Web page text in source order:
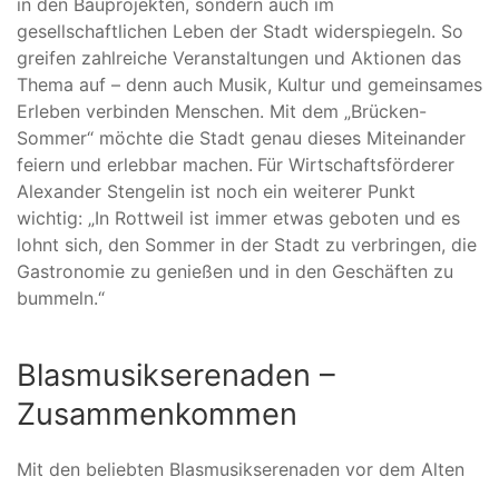
in den Bauprojekten, sondern auch im
gesellschaftlichen Leben der Stadt widerspiegeln. So
greifen zahlreiche Veranstaltungen und Aktionen das
Thema auf – denn auch Musik, Kultur und gemeinsames
Erleben verbinden Menschen. Mit dem „Brücken-
Sommer“ möchte die Stadt genau dieses Miteinander
feiern und erlebbar machen. Für Wirtschaftsförderer
Alexander Stengelin ist noch ein weiterer Punkt
wichtig: „In Rottweil ist immer etwas geboten und es
lohnt sich, den Sommer in der Stadt zu verbringen, die
Gastronomie zu genießen und in den Geschäften zu
bummeln.“
Blasmusikserenaden –
Zusammenkommen
Mit den beliebten Blasmusikserenaden vor dem Alten